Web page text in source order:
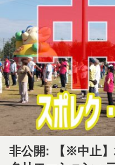
非公開: 【※中止】